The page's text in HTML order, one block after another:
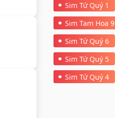
Sim Tứ Quý 1
Sim Tam Hoa 9
Sim Tứ Quý 6
Sim Tứ Quý 5
Sim Tứ Quý 4